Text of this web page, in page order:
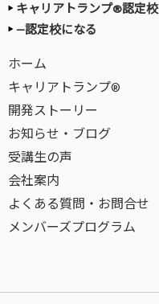
キャリアトランプ®認定校
—認定校になる
ホーム
キャリアトランプ®
開発ストーリー
お知らせ・ブログ
受講生の声
会社案内
よくある質問・お問合せ
メンバーズプログラム